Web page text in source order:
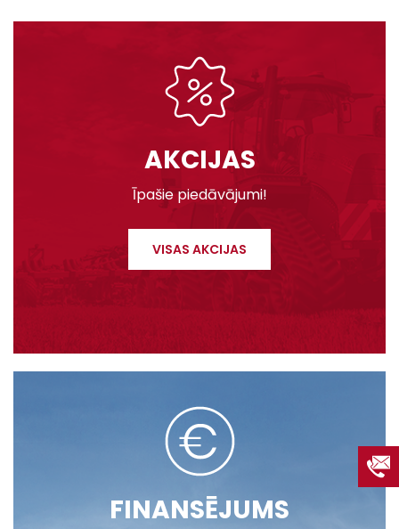
AKCIJAS
Īpašie piedāvājumi!
VISAS AKCIJAS
FINANSĒJUMS